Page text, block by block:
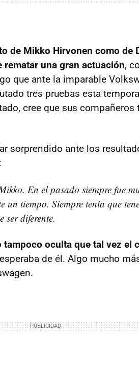
de Mikko Hirvonen como de
una gran actuación,
que ante la imparable
tres pruebas esta
cree que sus compañeros
sorprendido ante los
En el pasado siempre fue
un tiempo. Siempre tenía que
ser diferente.
tampoco oculta que tal vez el
de él. Algo mucho